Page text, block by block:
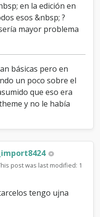
en la edición en
esos &nbsp; ?
mayor problema
básicas pero en
un poco sobre el
que eso era
y no le había
post was last modified: 1
tengo ujna